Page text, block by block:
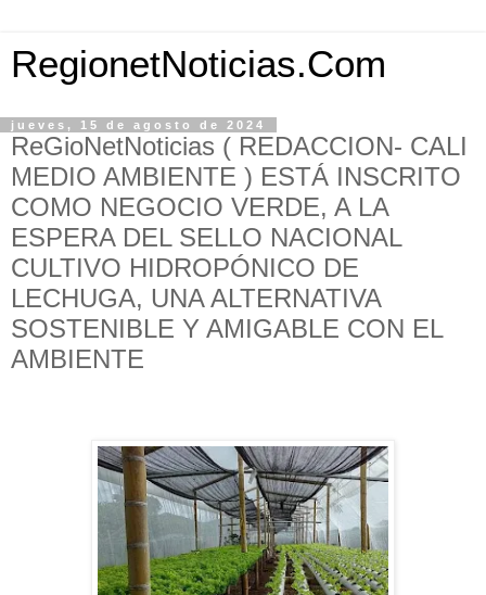
RegionetNoticias.Com
jueves, 15 de agosto de 2024
ReGioNetNoticias ( REDACCION- CALI
MEDIO AMBIENTE ) ESTÁ INSCRITO
COMO NEGOCIO VERDE, A LA
ESPERA DEL SELLO NACIONAL
CULTIVO HIDROPÓNICO DE
LECHUGA, UNA ALTERNATIVA
SOSTENIBLE Y AMIGABLE CON EL
AMBIENTE